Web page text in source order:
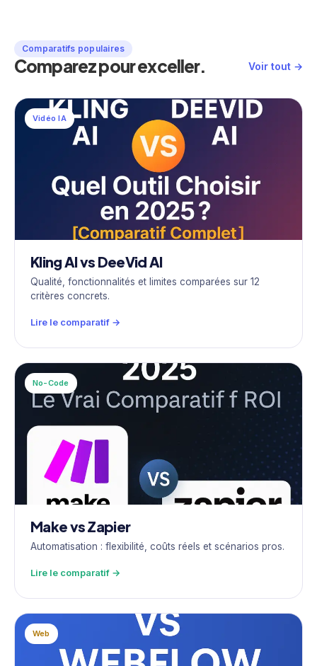
Comparatifs populaires
Comparez pour exceller. Voir tout →
Vidéo IA
Kling AI vs DeeVid AI
Qualité, fonctionnalités et limites comparées sur 12
critères concrets.
Lire le comparatif →
No-Code
Make vs Zapier
Automatisation : flexibilité, coûts réels et scénarios pros.
Lire le comparatif →
Web